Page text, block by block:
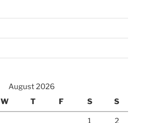
August 2026
W T F S S
1 2